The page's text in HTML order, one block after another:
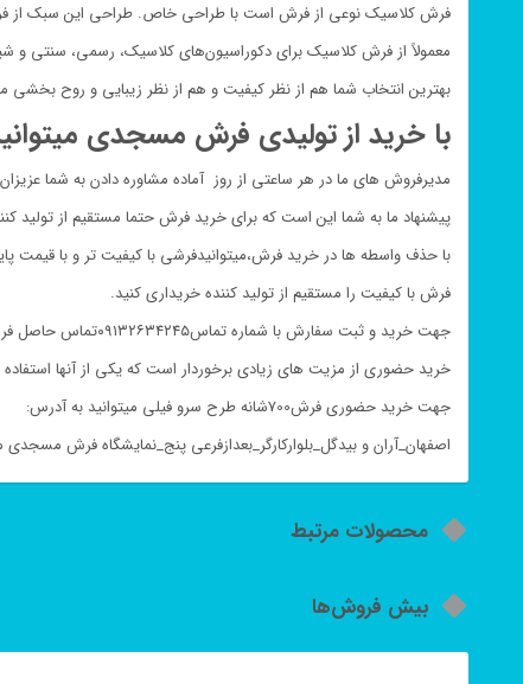
فرش کلاسیک نوعی از فرش است با طراحی خاص. طراحی این سبک از
معمولاً از فرش کلاسیک برای دکوراسیون‌های کلاسیک، رسمی، سنتی و
بهترین انتخاب شما هم از نظر کیفیت و هم از نظر زیبایی و روح بخشی
با خرید از تولیدی فرش مسجدی
مدیرفروش های ما در هر ساعتی از روز آماده مشاوره دادن به شما
پیشنهاد ما به شما این است که برای خرید فرش حتما مستقیم از تولید
با حذف واسطه ها در خرید فرش،میتوانیدفرشی با کیفیت تر و با قیمت
فرش با کیفیت را مستقیم از تولید کننده خریداری کنید.
جهت خرید و ثبت سفارش با شماره تماس۰۹۱۳۲۶۳۴۲۴۵تماس حاصل فرمایید.
خرید حضوری از مزیت های زیادی برخوردار است که یکی از آنها
جهت خرید حضوری فرش700شانه طرح سرو فیلی میتوانید به آدرس:
اصفهان_آران و بیدگل_بلوارکارگر_بعدازفرعی پنج_نمایشگاه فرش مسجدی
محصولات مرتبط
بیش فروش‌ها